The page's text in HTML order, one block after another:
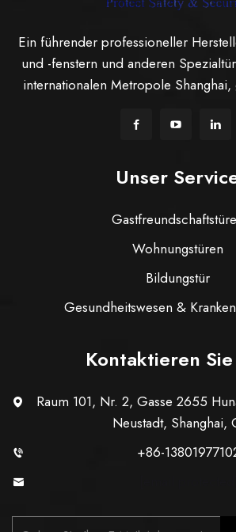
Ein führender professioneller
und -fenstern und anderen
internationalen Metropole
Unser
Wohnungstüren
Bildungstür
Gesundheitswesen &
Kontaktieren
Raum 101, Nr. 2, Gasse 2655
Neustadt, Shanghai,
+86-